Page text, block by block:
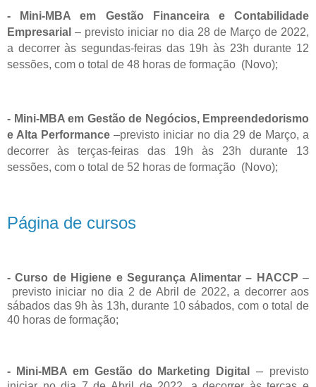
- Mini-MBA em Gestão Financeira e Contabilidade
Empresarial – previsto iniciar no dia 28 de Março de 2022,
a decorrer às segundas-feiras das 19h às 23h durante 12
sessões, com o total de 48 horas de formação (Novo);
- Mini-MBA em Gestão de Negócios, Empreendedorismo
e Alta Performance –previsto iniciar no dia 29 de Março, a
decorrer às terças-feiras das 19h às 23h durante 13
sessões, com o total de 52 horas de formação (Novo);
Página de cursos
- Curso de Higiene e Segurança Alimentar – HACCP –
previsto iniciar no dia 2 de Abril de 2022, a decorrer aos
sábados das 9h às 13h, durante 10 sábados, com o total de
40 horas de formação;
- Mini-MBA em Gestão do Marketing Digital – previsto